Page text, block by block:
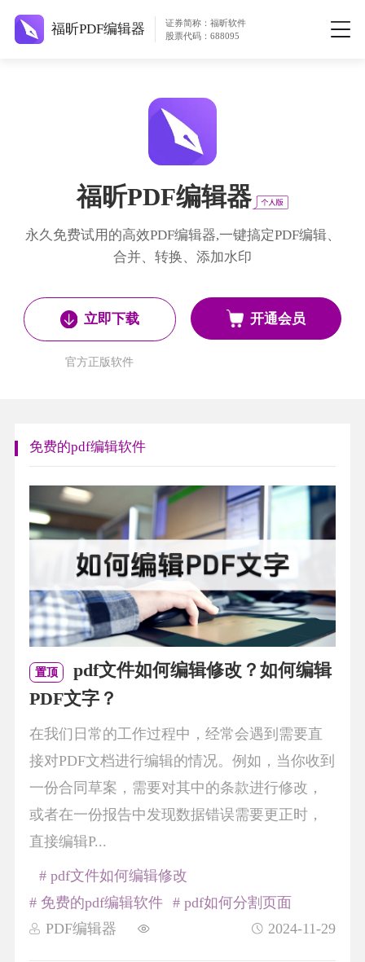
福昕PDF编辑器
证券简称：福昕软件
股票代码：688095
福昕PDF编辑器
永久免费试用的高效PDF编辑器,一键搞定PDF编辑、
合并、转换、添加水印
立即下载
官方正版软件
开通会员
免费的pdf编辑软件
置顶
pdf文件如何编辑修改？如何编辑
PDF文字？
在我们日常的工作过程中，经常会遇到需要直
接对PDF文档进行编辑的情况。例如，当你收到
一份合同草案，需要对其中的条款进行修改，
或者在一份报告中发现数据错误需要更正时，
直接编辑P...
PDF编辑器 2024-11-29
# pdf文件如何编辑修改
# 免费的pdf编辑软件
# pdf如何分割页面